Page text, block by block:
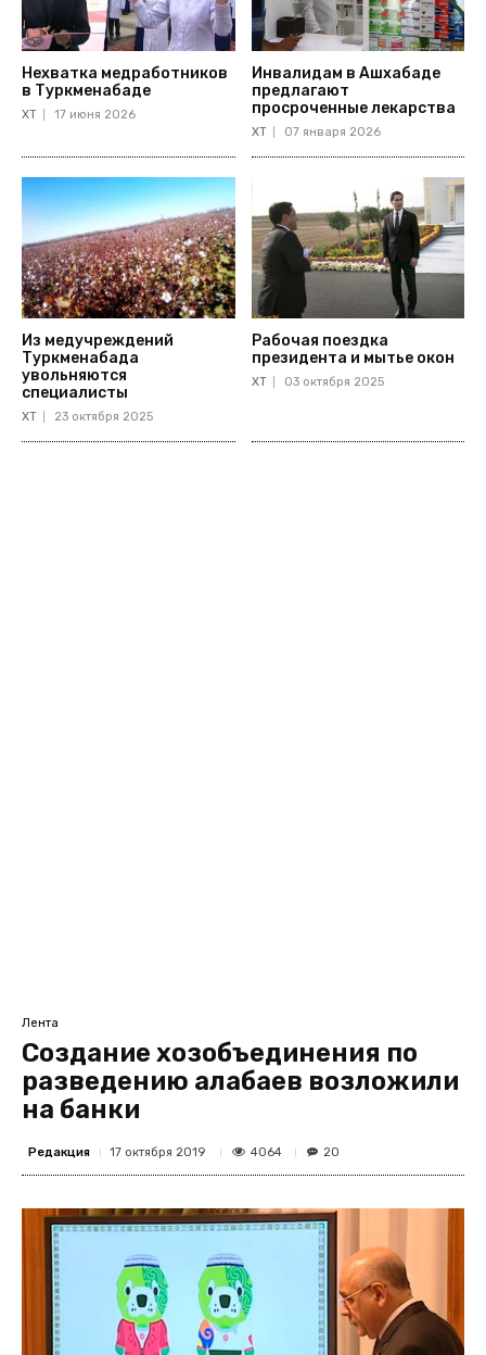
Нехватка медработников
в Туркменабаде
ХТ 17 июня 2026
Инвалидам в Ашхабаде
предлагают
просроченные лекарства
ХТ 07 января 2026
Из медучреждений
Туркменабада
увольняются
специалисты
ХТ 23 октября 2025
Рабочая поездка
президента и мытье окон
ХТ 03 октября 2025